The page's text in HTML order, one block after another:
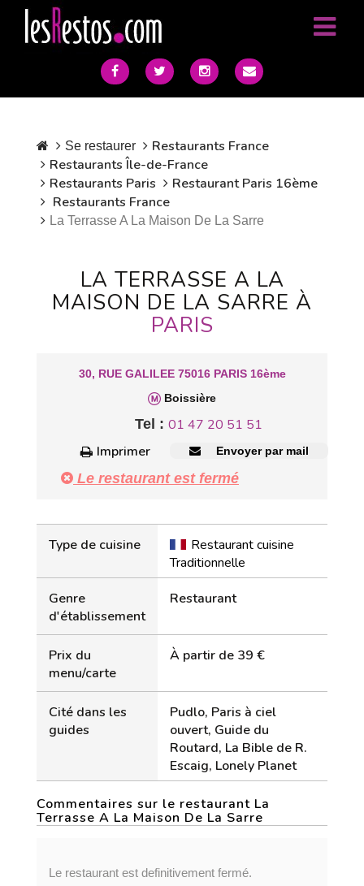
Se restaurer
Restaurants France
Restaurants Île-de-France
Restaurants Paris
Restaurant Paris 16ème
Restaurants France
La Terrasse A La Maison De La Sarre
LA TERRASSE A LA
MAISON DE LA SARRE À
PARIS
30, RUE GALILEE 75016 PARIS 16ème
Boissière
Tel : 01 47 20 51 51
Imprimer
Envoyer par mail
Le restaurant est fermé
Type de cuisine
Restaurant cuisine
Traditionnelle
Genre
d'établissement
Restaurant
Prix du
menu/carte
À partir de 39 €
Cité dans les
guides
Pudlo, Paris à ciel
ouvert, Guide du
Routard, La Bible de R.
Escaig, Lonely Planet
Commentaires sur le restaurant La
Terrasse A La Maison De La Sarre
Le restaurant est definitivement fermé.